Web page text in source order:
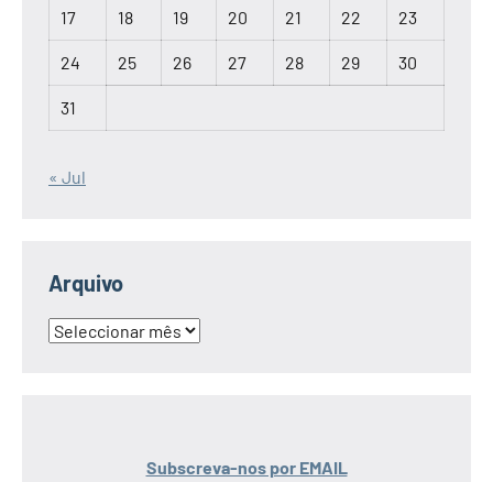
17 18 19 20 21 22 23
24 25 26 27 28 29 30
31
« Jul
Arquivo
Arquivo
Subscreva-nos por EMAIL